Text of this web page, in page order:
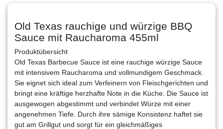
Old Texas rauchige und würzige BBQ
Sauce mit Raucharoma 455ml
Produktübersicht
Old Texas Barbecue Sauce ist eine rauchige würzige Sauce
mit intensivem Raucharoma und vollmundigem Geschmack.
Sie eignet sich ideal zum Verfeinern von Fleischgerichten und
bringt eine kräftige herzhafte Note in die Küche. Die Sauce ist
ausgewogen abgestimmt und verbindet Würze mit einer
angenehmen Tiefe. Durch ihre sämige Konsistenz haftet sie
gut am Grillgut und sorgt für ein gleichmäßiges